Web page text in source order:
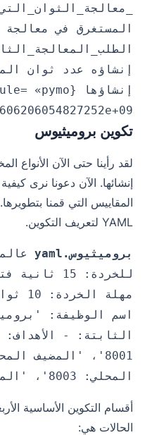
المستغرق في
إنشاؤه عدد ثوان
تكوين بروميثيوس
لقد رأينا حتى الآن الأنواع
إنشائها. الآن دعونا نرى
المقاييس التي قمنا
YAML لتعريف التكوين.
بروميثيوس.yaml
اسم الوظيفة:
الثابتة: -
المحلي: 8003'، 'المضيف المحلي: 8004']
أقسام التكوين الأساسية
الحالات هي: